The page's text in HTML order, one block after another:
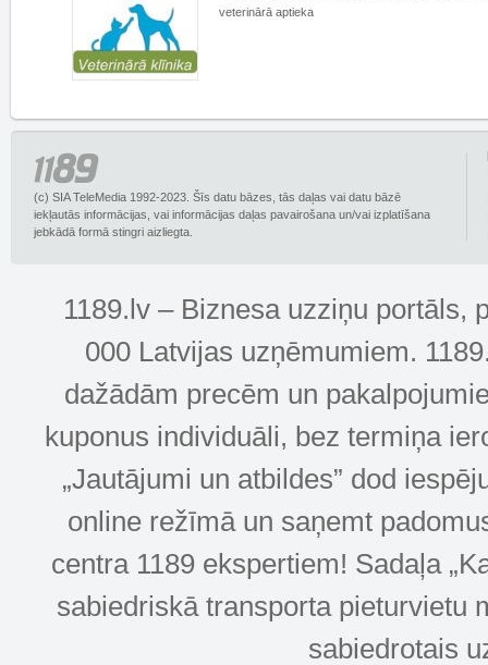
veterinārā aptieka
(c) SIA TeleMedia 1992-2023. Šīs datu bāzes, tās daļas vai datu bāzē
iekļautās informācijas, vai informācijas daļas pavairošana un/vai izplatīšana
jebkādā formā stingri aizliegta.
1189.lv – Biznesa uzziņu portāls,
000 Latvijas uzņēmumiem.
dažādām precēm un
kuponus individuāli, bez termiņa
„Jautājumi un atbildes” dod
online režīmā un saņemt
centra 1189 ekspertiem! Sadaļa
sabiedriskā transporta pieturvietu
sabiedrotais